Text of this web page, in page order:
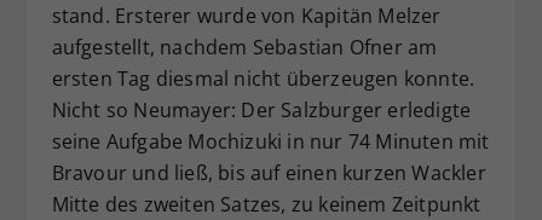
stand. Ersterer wurde von Kapitän Melzer
aufgestellt, nachdem Sebastian Ofner am
ersten Tag diesmal nicht überzeugen konnte.
Nicht so Neumayer: Der Salzburger erledigte
seine Aufgabe Mochizuki in nur 74 Minuten mit
Bravour und ließ, bis auf einen kurzen Wackler
Mitte des zweiten Satzes, zu keinem Zeitpunkt